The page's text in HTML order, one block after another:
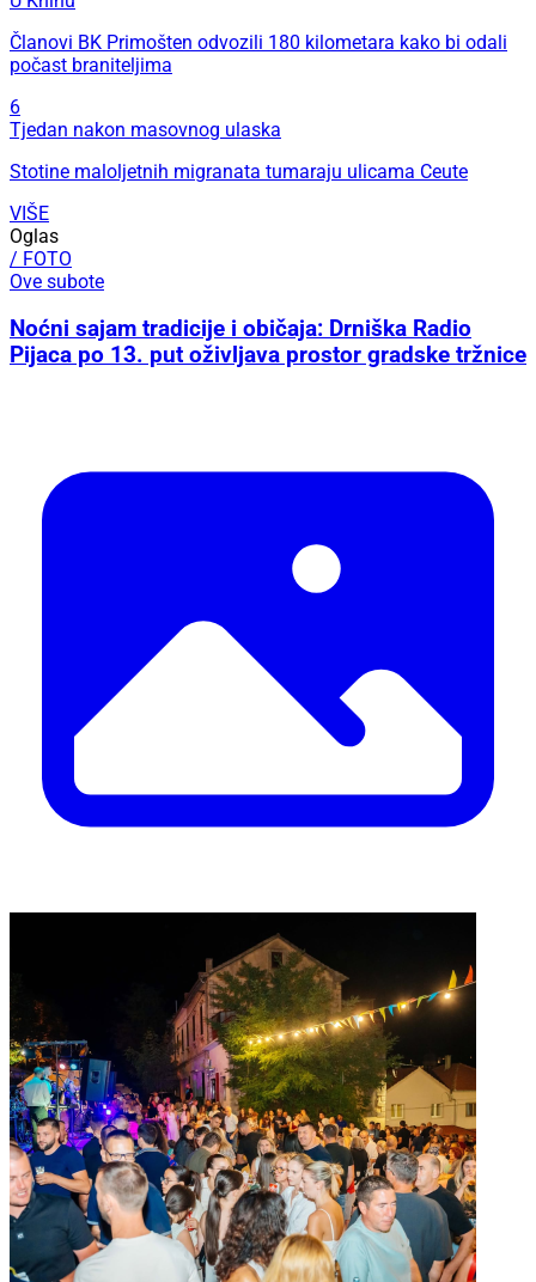
Članovi BK Primošten odvozili 180 kilometara kako bi odali
počast braniteljima
6
Tjedan nakon masovnog ulaska
Stotine maloljetnih migranata tumaraju ulicama Ceute
VIŠE
Oglas
/ FOTO
Ove subote
Noćni sajam tradicije i običaja: Drniška Radio
Pijaca po 13. put oživljava prostor gradske tržnice